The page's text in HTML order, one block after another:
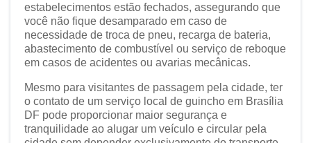
estabelecimentos estão fechados, assegurando que
você não fique desamparado em caso de
necessidade de troca de pneu, recarga de bateria,
abastecimento de combustível ou serviço de reboque
em casos de acidentes ou avarias mecânicas.
Mesmo para visitantes de passagem pela cidade, ter
o contato de um serviço local de guincho em Brasília
DF pode proporcionar maior segurança e
tranquilidade ao alugar um veículo e circular pela